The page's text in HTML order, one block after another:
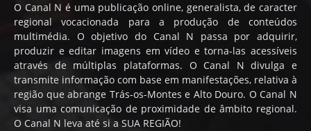
O Canal N é uma publicação online, generalista, de caracter
regional vocacionada para a produção de conteúdos
multimédia. O objetivo do Canal N passa por adquirir,
produzir e editar imagens em vídeo e torna-las acessíveis
através de múltiplas plataformas. O Canal N divulga e
transmite informação com base em manifestações, relativa à
região que abrange Trás-os-Montes e Alto Douro. O Canal N
visa uma comunicação de proximidade de âmbito regional.
O Canal N leva até si a SUA REGIÃO!